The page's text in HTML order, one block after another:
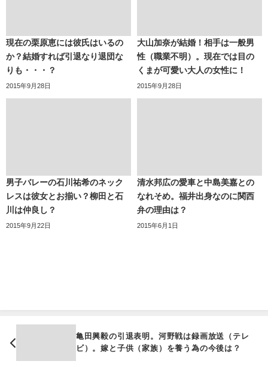
現在の栗原恵には彼氏はいるの
か？結婚すれば引退なり退団な
りも・・・？
2015年9月28日
大山加奈が結婚！相手は一般男
性（職業不明）。現在では目の
くまが可愛い大人の女性に！
2015年9月28日
男子バレーの石川祐希のネック
レスは彼女とお揃い？柳田と石
川は仲良し？
2015年9月22日
清水邦広の愛車と中島美嘉との
なれそめ。福井出身なのに関西
弁の理由は？
2015年6月1日
亀田興毅の引退表明。河野戦は録画放送（テレ
ビ）。嫁と子供（家族）を養う為の今後は？